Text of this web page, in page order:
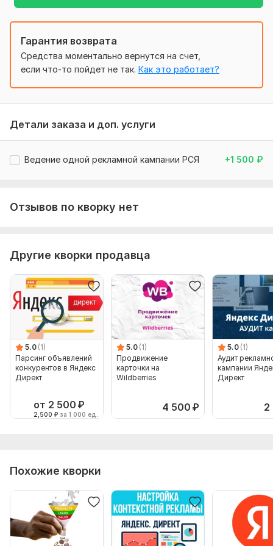
В работу беру товары и услуги которые соответствуют*
https://yandex.ru/legal/adv_rules/
Тип: Создание и настройка
Гарантия возврата
Средства моментально вернутся на счет,
если что-то пойдет не так. Как это работает?
Детали заказа и доп. услуги
Ведение одной рекламной кампании РСЯ +1 500 ₽
Отзывов по кворку нет
Другие кворки продавца
5.0 (1)
Парсинг объявлений
конкурентов в Яндекс
Директ
от 2 500 ₽
2,500 ₽ за 1 000 ед.
5.0 (1)
Продвижение
карточки на
Wildberries
4 500 ₽
5.0 (1)
Аудит
кампании
Директ
2
Похожие кворки